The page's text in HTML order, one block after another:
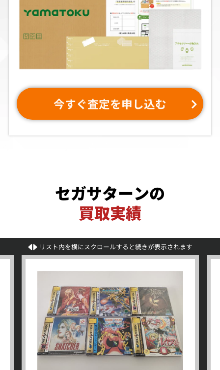
今すぐ査定を申し込む
セガサターンの
買取実績
リスト内を横にスクロールすると続きが表示されます